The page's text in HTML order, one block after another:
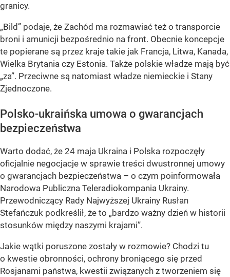
granicy.
„Bild” podaje, że Zachód ma rozmawiać też o transporcie
broni i amunicji bezpośrednio na front. Obecnie koncepcje
te popierane są przez kraje takie jak Francja, Litwa, Kanada,
Wielka Brytania czy Estonia. Także polskie władze mają być
„za”. Przeciwne są natomiast władze niemieckie i Stany
Zjednoczone.
Polsko-ukraińska umowa o gwarancjach
bezpieczeństwa
Warto dodać, że 24 maja Ukraina i Polska rozpoczęły
oficjalnie negocjacje w sprawie treści dwustronnej umowy
o gwarancjach bezpieczeństwa – o czym poinformowała
Narodowa Publiczna Teleradiokompania Ukrainy.
Przewodniczący Rady Najwyższej Ukrainy Rusłan
Stefańczuk podkreślił, że to „bardzo ważny dzień w historii
stosunków między naszymi krajami”.
Jakie wątki poruszone zostały w rozmowie? Chodzi tu
o kwestie obronności, ochrony broniącego się przed
Rosjanami państwa, kwestii związanych z tworzeniem się